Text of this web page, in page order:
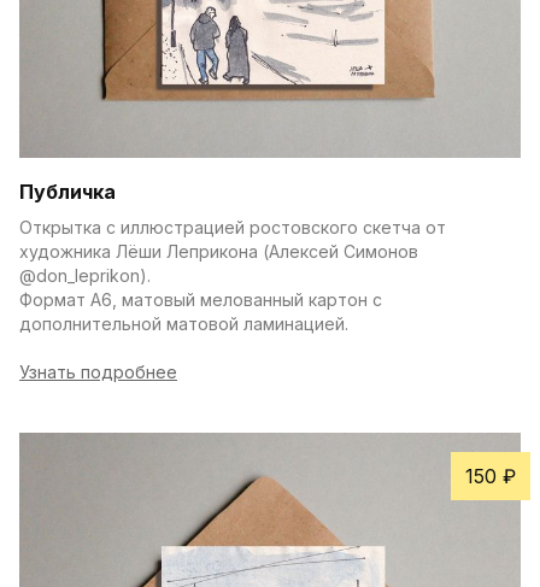
Публичка
Открытка с иллюстрацией ростовского скетча от
художника Лёши Леприкона (Алексей Симонов
@don_leprikon).
Формат А6, матовый мелованный картон с
дополнительной матовой ламинацией.
Узнать подробнее
150 ₽